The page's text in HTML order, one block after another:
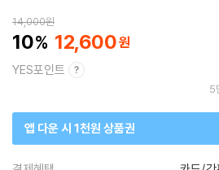
14,000원
10 12,600
YES포인트
5
앱 다운 시 1천원 상품권